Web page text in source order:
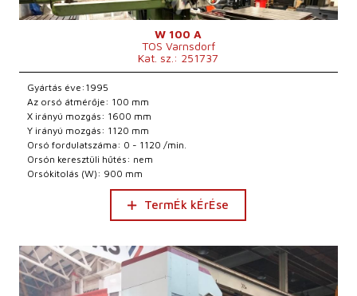
W 100 A
TOS Varnsdorf
Kat. sz.: 251737
Gyártás éve:1995
Az orsó átmérője: 100 mm
X irányú mozgás: 1600 mm
Y irányú mozgás: 1120 mm
Orsó fordulatszáma: 0 - 1120 /min.
Orsón keresztüli hűtés: nem
Orsókitolás (W): 900 mm
TermÉk kÉrÉse